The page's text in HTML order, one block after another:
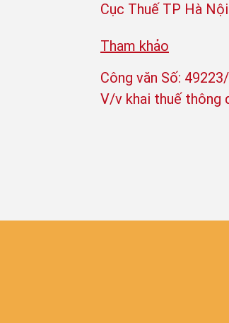
Cục Thuế TP Hà
Tham khảo
Công văn Số:
V/v khai thuế thông